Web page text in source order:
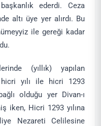
ederdi. Ceza
altı üye yer alırdı. Bu
ile gereği kadar
(yıllık) yapılan
hicri yılı ile hicri 1293
olduğu yer Divan-ı
iken, Hicri 1293 yılına
Nezareti Celilesine